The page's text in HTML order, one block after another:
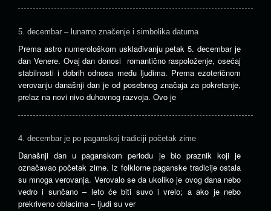
5. decembar – lunarno značenje i simbolika datuma
Prema astro numerološkom usklađivanju petak 5. decembar je
dan Venere. Ovaj dan donosi romantično raspoloženje, osećaj
stabilnosti i dobrih odnosa među ljudima. Prema ezoteričnom
verovanju današnji dan je od posebnog značaja za pokretanje,
prelaz na novi nivo duhovnog razvoja. Ovo je
4. decembar je po paganskoj tradiciji početak zime
Današnji dan u paganskom periodu je bio praznik koji je
označavao početak zime. Iz folklorne paganske tradicije ostala
su mnoga verovanja. Verovalo se da ukoliko je ovog dana nebo
vedro i sunčano – leto će biti suvo i vrelo; a ako je nebo
prekriveno oblacima – ljudi su ver